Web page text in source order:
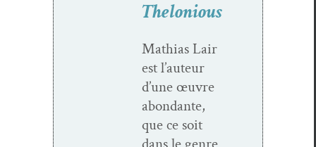
Thelonious
Math­ias Lair
est l’auteur
d’une œuvre
abon­dante,
que ce soit